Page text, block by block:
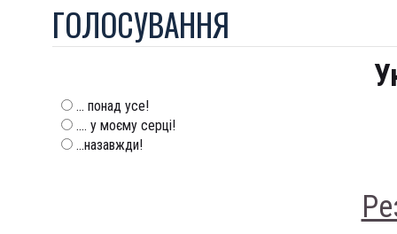
ГОЛОСУВАННЯ
... понад усе!
.... у моєму серці!
...назавжди!